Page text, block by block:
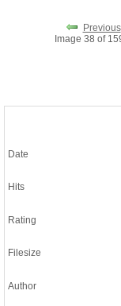
Previous
Image 38 of
Date
Hits
Rating
Filesize
Author